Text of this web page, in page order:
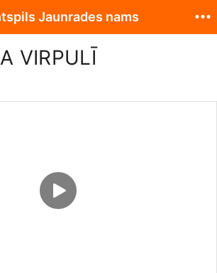
VIRPULĪ
Jaunrades nams